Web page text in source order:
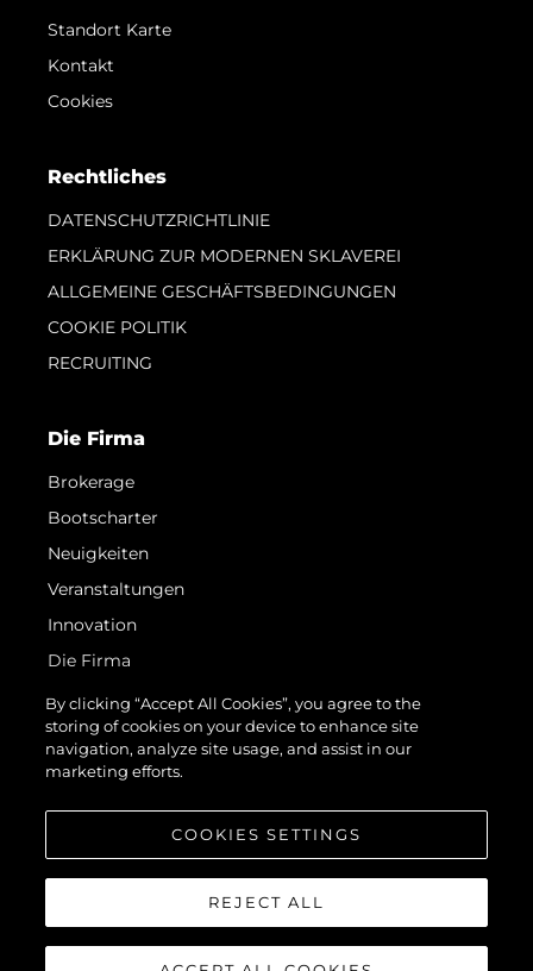
Standort Karte
Kontakt
Cookies
Rechtliches
DATENSCHUTZRICHTLINIE
ERKLÄRUNG ZUR MODERNEN SKLAVEREI
ALLGEMEINE GESCHÄFTSBEDINGUNGEN
COOKIE POLITIK
RECRUITING
Die Firma
Brokerage
Bootscharter
Neuigkeiten
Veranstaltungen
Innovation
Die Firma
Das Team
Lifestyle
Geschichte
By clicking “Accept All Cookies”, you agree to the
storing of cookies on your device to enhance site
navigation, analyze site usage, and assist in our
marketing efforts.
COOKIES SETTINGS
REJECT ALL